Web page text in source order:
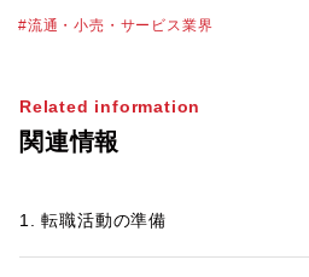
まぐるしく変わる中、転職市場にも
ザー金井 篤也に最新動向を聞きまし
流通・小売・サービス業界
Related information
関連情報
1. 転職活動の準備